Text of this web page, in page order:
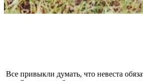
Все привыкли думать, что невеста